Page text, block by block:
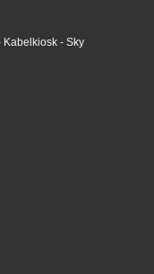
Kabelkiosk - Sky